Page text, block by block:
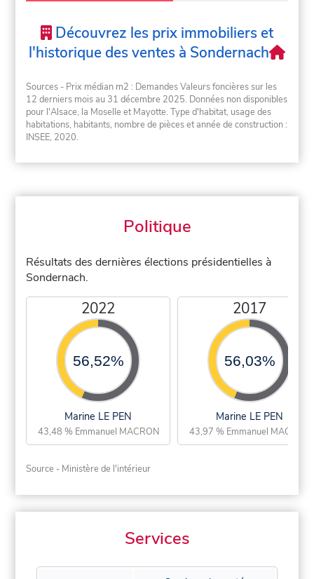
Découvrez les prix immobiliers et
l'historique des ventes à Sondernach
Sources - Prix médian m2 : Demandes Valeurs foncières sur les
12 derniers mois au 31 décembre 2025. Données non disponibles
pour l'Alsace, la Moselle et Mayotte. Type d'habitat, usage des
habitations, habitants, nombre de pièces et année de construction :
INSEE, 2020.
Politique
Résultats des dernières élections présidentielles à
Sondernach.
2022
56,52%
Marine LE PEN
43,48 % Emmanuel MACRON
2017
56,03%
Marine LE PEN
43,97 % Emmanuel MACRON
Source - Ministère de l'intérieur
Services